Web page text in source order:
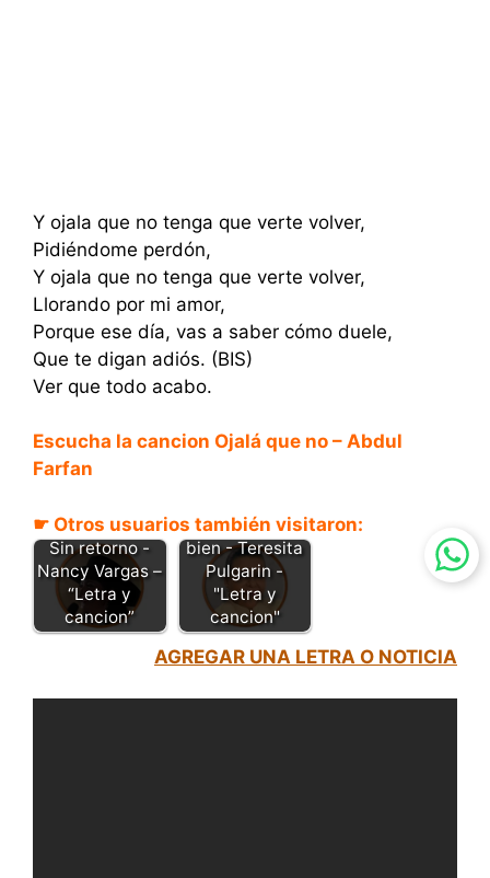
Y ojala que no tenga que verte volver,
Pidiéndome perdón,
Y ojala que no tenga que verte volver,
Llorando por mi amor,
Porque ese día, vas a saber cómo duele,
Que te digan adiós. (BIS)
Ver que todo acabo.
Escucha la cancion Ojalá que no – Abdul
Farfan
☛ Otros usuarios también visitaron:
Sin retorno -
Nancy Vargas –
“Letra y
cancion”
Que te vaya
bien - Teresita
Pulgarin -
"Letra y
cancion"
AGREGAR UNA LETRA O NOTICIA